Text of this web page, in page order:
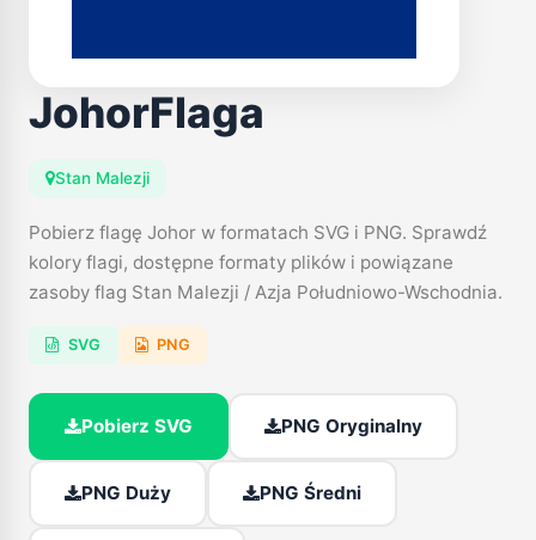
JohorFlaga
Stan Malezji
Pobierz flagę Johor w formatach SVG i PNG. Sprawdź
kolory flagi, dostępne formaty plików i powiązane
zasoby flag Stan Malezji / Azja Południowo-Wschodnia.
SVG PNG
Pobierz SVG PNG Oryginalny
PNG Duży PNG Średni